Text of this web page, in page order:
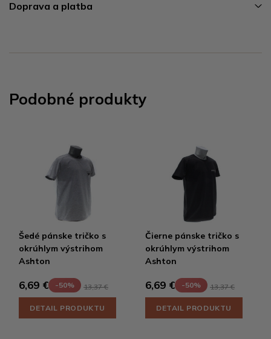
Doprava a platba
Podobné produkty
Šedé pánske tričko s
okrúhlym výstrihom
Ashton
6,69 € -50% 13,37 €
DETAIL PRODUKTU
Čierne pánske tričko s
okrúhlym výstrihom
Ashton
6,69 € -50% 13,37 €
DETAIL PRODUKTU